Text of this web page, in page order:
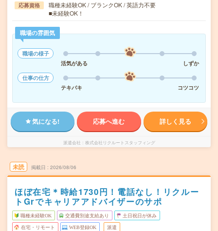
応募資格
職種未経験OK / ブランクOK / 英語力不要
■未経験OK！
職場の雰囲気
職場の様子
活気がある
しずか
仕事の仕方
テキパキ
コツコツ
気になる! 応募へ進む 詳しく見る
派遣会社 株式会社リクルートスタッフィング
未読 掲載日 2026/08/06
ほぼ在宅＊時給1730円！電話なし！リクルー
トGrでキャリアアドバイザーのサポ
職種未経験OK 交通費別途支給あり 土日祝日が休み
在宅・リモート WEB登録OK 派遣